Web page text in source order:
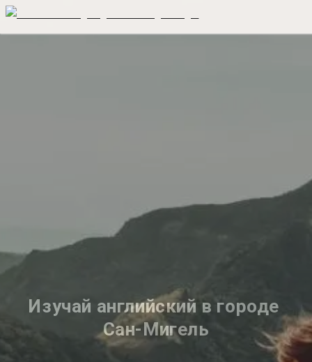
Изучай английский в городе
Сан-Мигель